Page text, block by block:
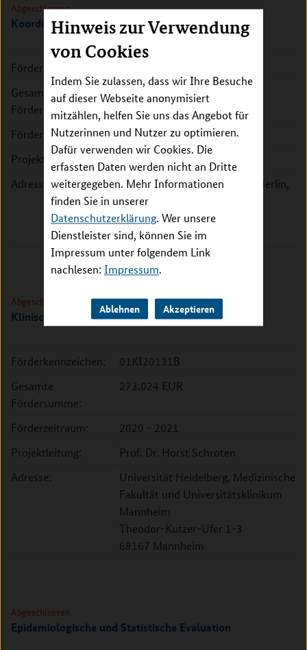
Hinweis zur Verwendung
von Cookies
Indem Sie zulassen, dass wir Ihre Besuche
auf dieser Webseite anonymisiert
mitzählen, helfen Sie uns das Angebot für
Nutzerinnen und Nutzer zu optimieren.
Dafür verwenden wir Cookies. Die
erfassten Daten werden nicht an Dritte
weitergegeben. Mehr Informationen
finden Sie in unserer
Datenschutzerklärung. Wer unsere
Dienstleister sind, können Sie im
Impressum unter folgendem Link
nachlesen: Impressum.
Ablehnen Akzeptieren
Abgeschlossen
Koordination, Virusdetektion
Förderkennzeichen:
Gesamte
Fördersumme:
241.445 EUR
Förderzeitraum:
2020 - 2021
Projektleitung:
Adresse:
Charité, Universitätsmedizin Berlin,
Institut für Virologie
Charitéplatz 1
10117 Berlin
Abgeschlossen
Klinisches Studienmanagement
Förderkennzeichen:
01KI20131B
Gesamte
Fördersumme:
273.024 EUR
Förderzeitraum:
2020 - 2021
Projektleitung:
Prof. Dr. Horst Schroten
Adresse:
Universität Heidelberg, Medizinische
Fakultät und Universitätsklinikum
Mannheim
Theodor-Kutzer-Ufer 1-3
68167 Mannheim
Abgeschlossen
Epidemiologische und Statistische Evaluation